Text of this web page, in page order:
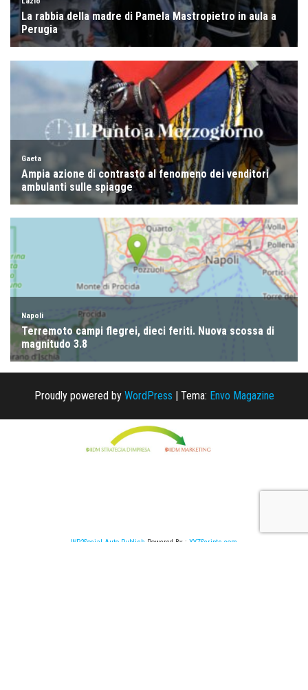
Proudly powered by WordPress | Tema: Envo Magazine
WP2Social Auto Publish Powered By : XYZScripts.com